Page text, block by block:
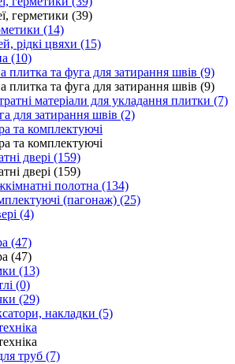
герметики (39)
(14)
рідкі цвяхи (15)
(10)
плитка та фуга для затирання швів (9)
плитка та фуга для затирання швів (9)
матеріали для укладання плитки (7)
для затирання швів (2)
та комплектуючі
та комплектуючі
двері (159)
двері (159)
полотна (134)
(пагонаж) (25)
(4)
(47)
(47)
(13)
(0)
(29)
накладки (5)
труб (7)